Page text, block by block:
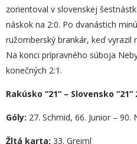
zorientoval v slovenskej
náskok na 2:0. Po dvanástich
ružomberský brankár, keď vyrazil
Na konci prípravného súboja
konečných 2:1.
Rakúsko “21“ – Slovensko “21“
Góly: 27. Schmid, 66. Junior – 90.
Žltá karta: 33. Greiml